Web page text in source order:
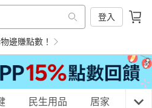
登入
邊賺點數！
民生用品 居家 3C